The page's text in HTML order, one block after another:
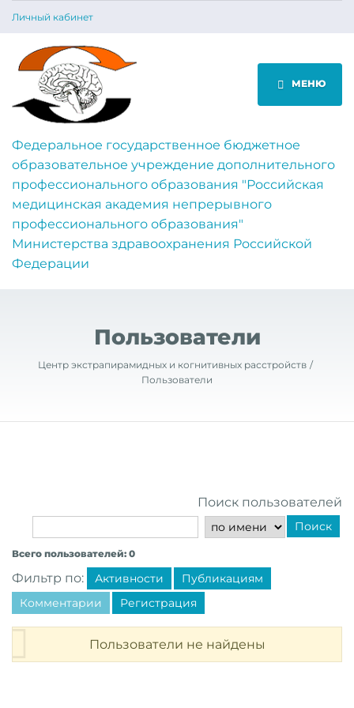
Личный кабинет
МЕНЮ
Федеральное государственное бюджетное
образовательное учреждение дополнительного
профессионального образования "Российская
медицинская академия непрерывного
профессионального образования"
Министерства здравоохранения Российской
Федерации
Пользователи
Центр экстрапирамидных и когнитивных расстройств
Пользователи
Поиск пользователей
Поиск
Всего пользователей: 0
Фильтр по: Активности
Публикациям
Комментарии
Регистрация
Пользователи не найдены